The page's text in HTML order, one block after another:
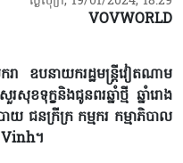
VOVWORLD
ឧបនាយករដ្ឋមន្ត្រីវៀតណាម
ក្ខនិងជូនពរឆ្នាំថ្មី ឆ្នាំរោង
នក្រីក្រ កម្មករ កម្មាភិបាល
Vinh។